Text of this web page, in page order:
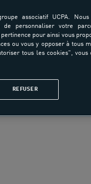
associatif UCPA.
de personnaliser votre
pour ainsi vous
ou vous y opposer à tous
tous les cookies",
REFUSER